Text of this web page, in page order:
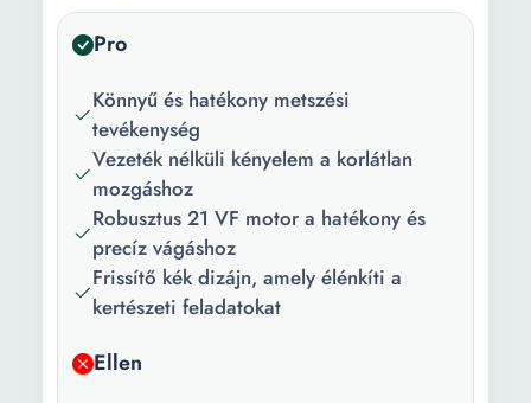
Pro
Könnyű és hatékony metszési
tevékenység
Vezeték nélküli kényelem a korlátlan
mozgáshoz
Robusztus 21 VF motor a hatékony és
precíz vágáshoz
Frissítő kék dizájn, amely élénkíti a
kertészeti feladatokat
Ellen